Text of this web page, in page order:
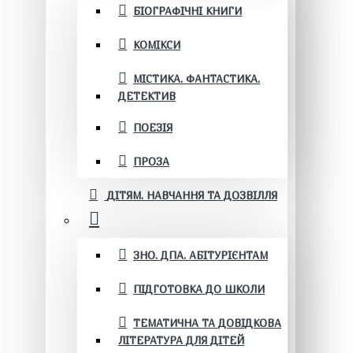
БІОГРАФІЧНІ КНИГИ
КОМІКСИ
МІСТИКА. ФАНТАСТИКА.
ДЕТЕКТИВ
ПОЕЗІЯ
ПРОЗА
ДІТЯМ. НАВЧАННЯ ТА ДОЗВІЛЛЯ
ЗНО. ДПА. АБІТУРІЄНТАМ
ПІДГОТОВКА ДО ШКОЛИ
ТЕМАТИЧНА ТА ДОВІДКОВА
ЛІТЕРАТУРА ДЛЯ ДІТЕЙ